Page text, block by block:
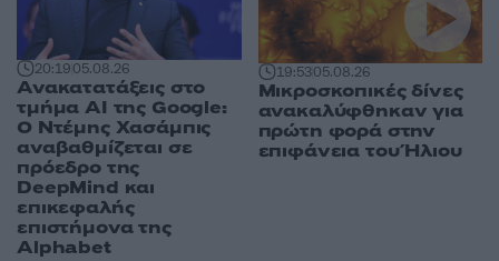
20:1905.08.26
Ανακατατάξεις στο
τμήμα AI της Google:
Ο Ντέμης Χασάμπις
αναβαθμίζεται σε
πρόεδρο της
DeepMind και
επικεφαλής
επιστήμονα της
Alphabet
19:5305.08.26
Μικροσκοπικές δίνες
ανακαλύφθηκαν για
πρώτη φορά στην
επιφάνεια του Ήλιου